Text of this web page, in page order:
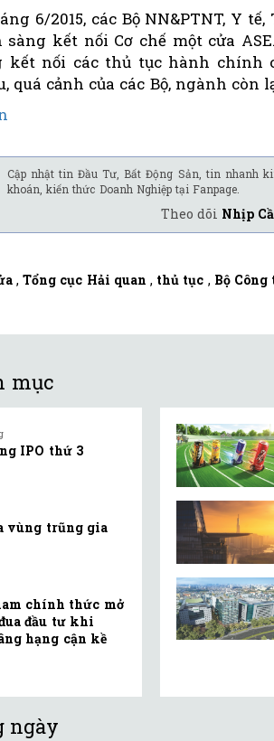
6/2015, các Bộ NN&PTNT, Y
kết nối Cơ chế một cửa
kết nối các thủ tục hành chính
quá cảnh của các Bộ, ngành còn
Cập nhật tin Đầu Tư, Bất Động Sản, tin nhanh
khoán, kiến thức Doanh Nghiệp tại Fanpage.
Theo dõi Nhịp
,Tổng cục Hải quan , thủ tục , Bộ
mục
IPO thứ 3
vùng trũng gia
chính thức mở
đầu tư khi
hạng cận kề
ngày